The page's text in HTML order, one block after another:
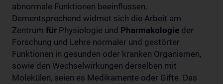
abnormale Funktionen beeinflussen.
Dementsprechend widmet sich die Arbeit am
Zentrum für Physiologie und Pharmakologie der
Forschung und Lehre normaler und gestörter
Funktionen in gesunden oder kranken Organismen,
sowie den Wechselwirkungen derselben mit
Molekülen, seien es Medikamente oder Gifte. Das